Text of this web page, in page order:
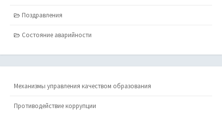
Поздравления
Состояние аварийности
Механизмы управления качеством образования
Противодействие коррупции